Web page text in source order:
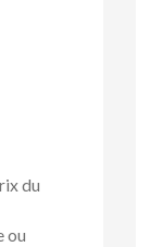
du
ou